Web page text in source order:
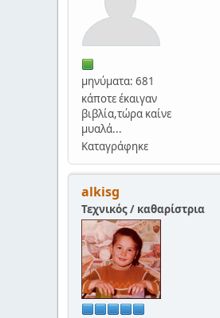
μηνύματα: 681
κάποτε έκαιγαν
βιβλία,τώρα καίνε
μυαλά...
Καταγράφηκε
alkisg
Τεχνικός / καθαρίστρια